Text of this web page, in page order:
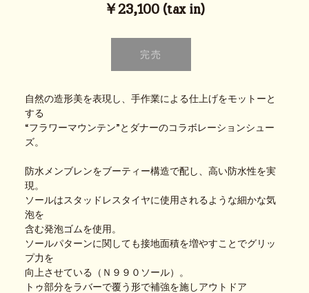
￥23,100 (tax in)
自然の造形美を表現し、手作業による仕上げをモットーと
する
“フラワーマウンテン”とダナーのコラボレーションシュー
ズ。
防水メンブレンをブーティー構造で配し、高い防水性を実
現。
ソールはスタッドレスタイヤに使用されるような細かな気
泡を
含む発泡ゴムを使用。
ソールパターンに関しても接地面積を増やすことでグリッ
プ力を
向上させている（Ｎ９９０ソール）。
トゥ部分をラバーで覆う形で補強を施しアウトドア